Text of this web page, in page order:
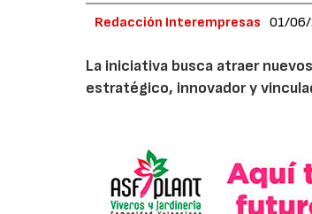
Redacción Interempresas 01/
La iniciativa busca atraer
estratégico, innovador y